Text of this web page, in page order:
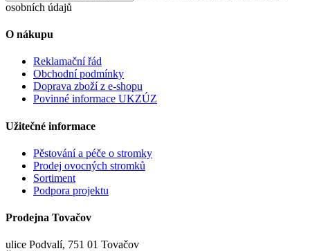
osobních údajů
O nákupu
Reklamační řád
Obchodní podmínky
Doprava zboží z e-shopu
Povinné informace UKZÚZ
Užitečné informace
Pěstování a péče o stromky
Prodej ovocných stromků
Sortiment
Podpora projektu
Prodejna Tovačov
ulice Podvalí, 751 01 Tovačov